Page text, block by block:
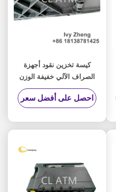
كيسة تخزين نقود أجهزة
الصراف الآلي خفيفة الوزن
تقدم متانة متزايدة وتشغيل
سلس لتوزيع النقد الآلي
احصل على أفضل سعر